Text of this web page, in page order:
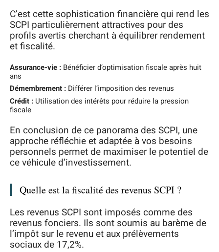
C’est cette sophistication financière qui rend les
SCPI particulièrement attractives pour des
profils avertis cherchant à équilibrer rendement
et fiscalité.
Assurance-vie : Bénéficier d’optimisation fiscale après huit
ans
Démembrement : Différer l’imposition des revenus
Crédit : Utilisation des intérêts pour réduire la pression
fiscale
En conclusion de ce panorama des SCPI, une
approche réfléchie et adaptée à vos besoins
personnels permet de maximiser le potentiel de
ce véhicule d’investissement.
Quelle est la fiscalité des revenus SCPI ?
Les revenus SCPI sont imposés comme des
revenus fonciers. Ils sont soumis au barème de
l’impôt sur le revenu et aux prélèvements
sociaux de 17,2%.